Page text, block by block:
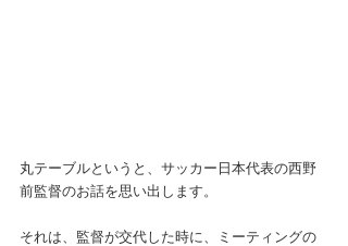
丸テーブルというと、サッカー日本代表の西野
前監督のお話を思い出します。
それは、監督が交代した時に、ミーティングの